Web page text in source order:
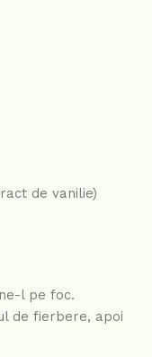
de vanilie)
l pe foc.
de fierbere, apoi